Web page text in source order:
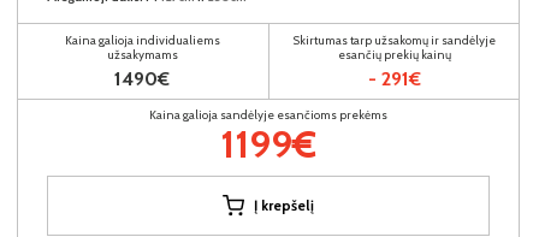
Kaina galioja individualiems
užsakymams
1490€
Skirtumas tarp užsakomų ir sandėlyje
esančių prekių kainų
- 291€
Kaina galioja sandėlyje esančioms prekėms
1199€
Į krepšelį